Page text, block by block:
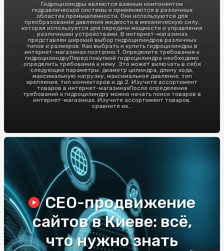
Гидроцилиндры являются важным компонентом
гидравлической системы и применяются в различных
областях промышленности. Они используются для
преобразования давления жидкости в механическую силу,
которая используется для передачи мощности и управления
различными устройствами. В интернет-магазинах
представлен широкий выбор гидроцилиндров различных
типов и размеров. Как выбрать и купить гидроцилиндры в
интернет-магазинах поэтапно:1. Определите требования к
гидроцилиндруПеред покупкой гидроцилиндра необходимо
определить требования к нему. Это может включать в себя
следующие параметры: диаметр цилиндра, длину хода,
максимальную нагрузку, максимальное давление, тип
крепления, тип коннекторов и др.2. Изучите ассортимент
товаров в интернет-магазинахПосле определения
требований к гидроцилиндру можно начать поиск товаров в
интернет-магазинах. Изучите ассортимент товаров,
сравните их...
СЕО-продвижение
сайтов в Киеве: всё,
что нужно знать